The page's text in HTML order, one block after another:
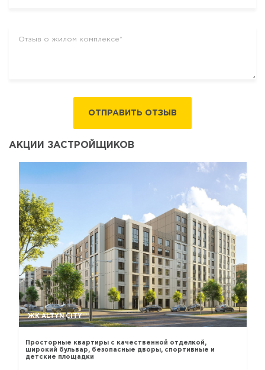
ОТПРАВИТЬ ОТЗЫВ
АКЦИИ ЗАСТРОЙЩИКОВ
ЖК ALTYN CITY
Просторные квартиры с качественной отделкой,
широкий бульвар, безопасные дворы, спортивные и
детские площадки